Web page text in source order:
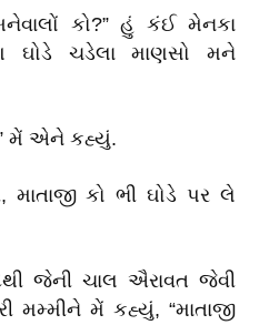
કો?” હું કંઈ મેનકા
ઘોડે ચડેલા માણસો મને
મેં એને કહ્યું.
કો ભી ઘોડે પર લે
જેની ચાલ ઐરાવત જેવી
મમ્મીને મેં કહ્યું, “માતાજી